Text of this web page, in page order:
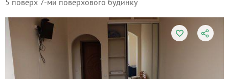
5 поверх 7-ми поверхового будинку